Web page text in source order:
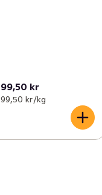
99,50 kr
99,50 kr /kg